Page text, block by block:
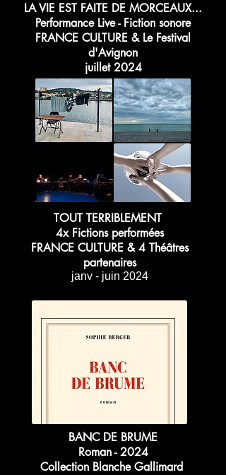
LA VIE EST FAITE DE MORCEAUX...
Performance Live - Fiction sonore
FRANCE CULTURE & Le Festival
d'Avignon
juillet 2024
TOUT TERRIBLEMENT
4x Fictions performées
FRANCE CULTURE & 4 Théâtres
partenaires
janv - juin 2024
BANC DE BRUME
Roman - 2024
Collection Blanche Gallimard